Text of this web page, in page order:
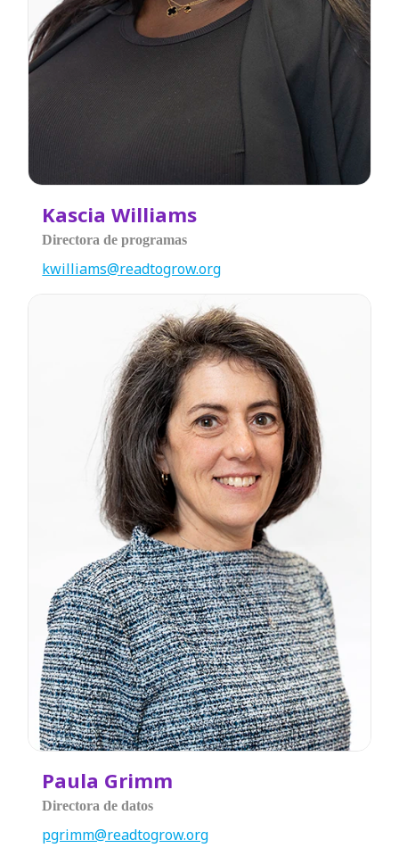
Kascia Williams
Directora de programas
kwilliams@readtogrow.org
Paula Grimm
Directora de datos
pgrimm@readtogrow.org